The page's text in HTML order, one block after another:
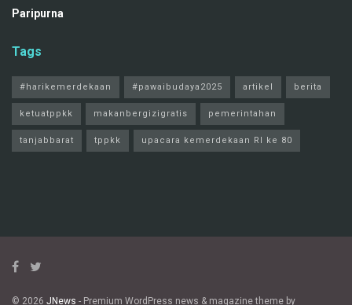
Paripurna
Tags
#harikemerdekaan #pawaibudaya2025 artikel berita
ketuatppkk makanbergizigratis pemerintahan
tanjabbarat tppkk upacara kemerdekaan RI ke 80
© 2026 JNews - Premium WordPress news & magazine theme by